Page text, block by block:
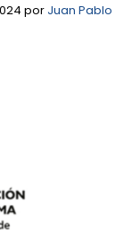
por Juan Pablo